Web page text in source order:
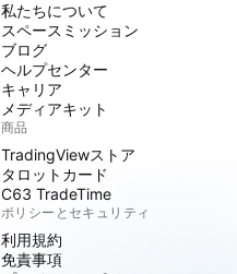
私たちについて
スペースミッション
ブログ
ヘルプセンター
キャリア
メディアキット
商品
TradingViewストア
タロットカード
C63 TradeTime
ポリシーとセキュリティ
利用規約
免責事項